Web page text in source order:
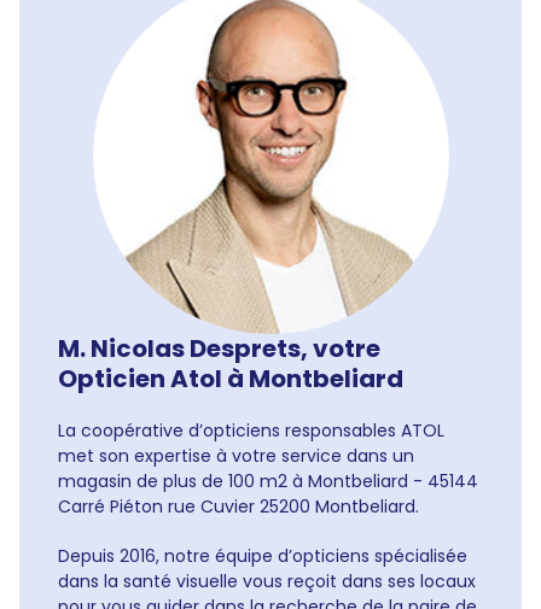
M. Nicolas Desprets, votre
Opticien Atol à Montbeliard
La coopérative d’opticiens responsables ATOL
met son expertise à votre service dans un
magasin de plus de 100 m2 à Montbeliard - 45144
Carré Piéton rue Cuvier 25200 Montbeliard.
Depuis 2016, notre équipe d’opticiens spécialisée
dans la santé visuelle vous reçoit dans ses locaux